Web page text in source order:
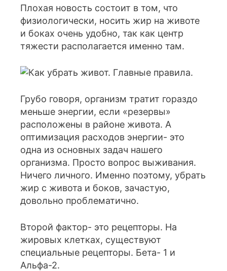
Плохая новость состоит в том, что
физиологически, носить жир на животе
и боках очень удобно, так как центр
тяжести располагается именно там.
Грубо говоря, организм тратит гораздо
меньше энергии, если «резервы»
расположены в районе живота. А
оптимизация расходов энергии- это
одна из основных задач нашего
организма. Просто вопрос выживания.
Ничего личного. Именно поэтому, убрать
жир с живота и боков, зачастую,
довольно проблематично.
Второй фактор- это рецепторы. На
жировых клетках, существуют
специальные рецепторы. Бета- 1 и
Альфа-2.